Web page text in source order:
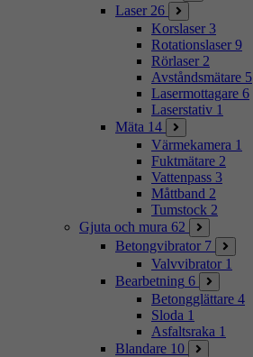
Laser 26
Korslaser 3
Rotationslaser 9
Rörlaser 2
Avståndsmätare 5
Lasermottagare 6
Laserstativ 1
Mäta 14
Värmekamera 1
Fuktmätare 2
Vattenpass 3
Måttband 2
Tumstock 2
Gjuta och mura 62
Betongvibrator 7
Valvvibrator 1
Bearbetning 6
Betongglättare 4
Sloda 1
Asfaltsraka 1
Blandare 10